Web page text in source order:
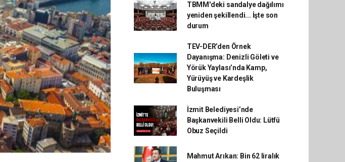
TBMM'deki sandalye dağılımı
yeniden şekillendi... İşte son
durum
TEV-DER’den Örnek
Dayanışma: Denizli Göleti ve
Yörük Yaylası’nda Kamp,
Yürüyüş ve Kardeşlik
Buluşması
İzmit Belediyesi’nde
Başkanvekili Belli Oldu: Lütfü
Obuz Seçildi
Mahmut Arıkan: Bin 62 liralık